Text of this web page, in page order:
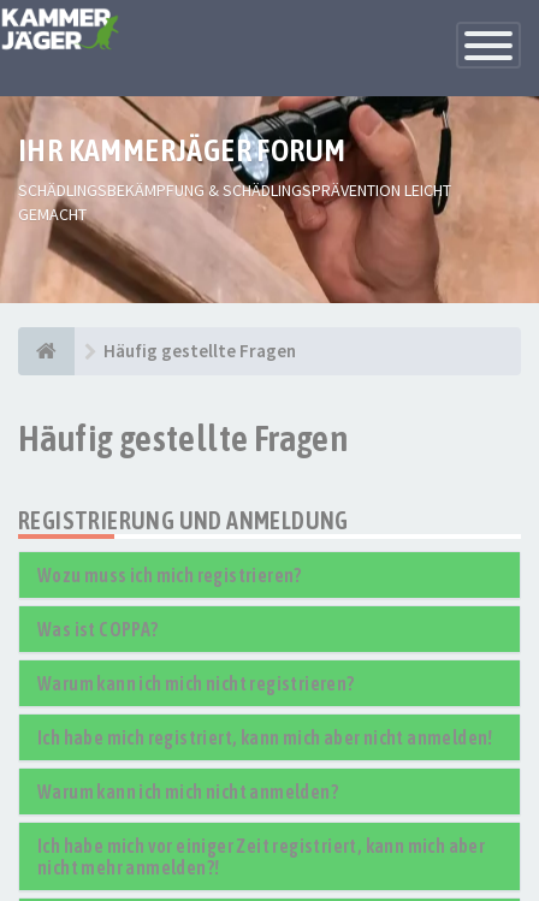
Toggle
IHR KAMMERJÄGER FORUM
SCHÄDLINGSBEKÄMPFUNG & SCHÄDLINGSPRÄVENTION LEICHT
GEMACHT
Häufig gestellte Fragen
Häufig gestellte Fragen
REGISTRIERUNG UND ANMELDUNG
Wozu muss ich mich registrieren?
Was ist COPPA?
Warum kann ich mich nicht registrieren?
Ich habe mich registriert, kann mich aber nicht anmelden!
Warum kann ich mich nicht anmelden?
Ich habe mich vor einiger Zeit registriert, kann mich aber
nicht mehr anmelden?!